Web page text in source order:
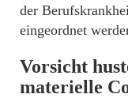
der
eingeordnet
Vorsicht
materielle